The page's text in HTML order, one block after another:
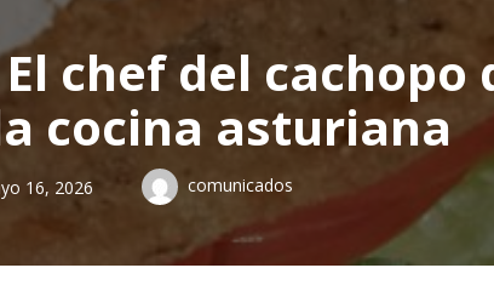
chef del cachopo
cocina asturiana
16, 2026 comunicados